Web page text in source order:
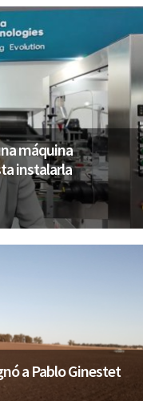
máquina
instalarla
a Pablo Ginestet